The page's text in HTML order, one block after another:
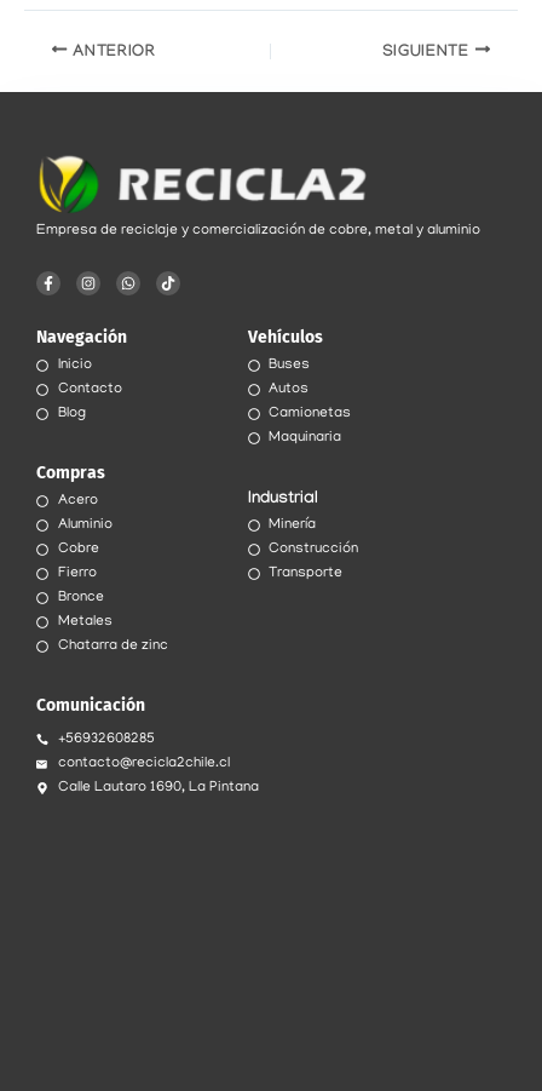
ANTERIOR SIGUIENTE
Empresa de reciclaje y comercialización de cobre, metal y aluminio
F
a
b
o
-
f
I
n
a
r
m
W
h
s
T
i
Navegación
Inicio
Contacto
Blog
Compras
Acero
Aluminio
Cobre
Fierro
Bronce
Metales
Chatarra de zinc
Vehículos
Buses
Autos
Camionetas
Maquinaria
Industrial
Minería
Construcción
Transporte
Comunicación
+56932608285
contacto@recicla2chile.cl
Calle Lautaro 1690, La Pintana